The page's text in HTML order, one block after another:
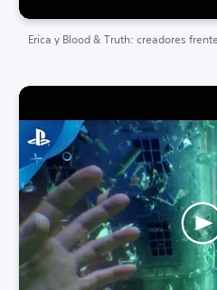
Erica y Blood & Truth: creadores